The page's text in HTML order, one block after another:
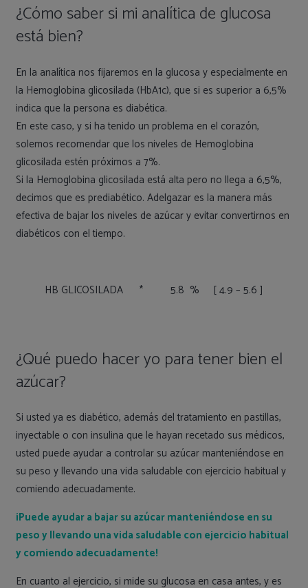
¿Cómo saber si mi analítica de glucosa
está bien?
En la analítica nos fijaremos en la glucosa y especialmente en
la Hemoglobina glicosilada (HbA1c), que si es superior a 6,5%
indica que la persona es diabética.
En este caso, y si ha tenido un problema en el corazón,
solemos recomendar que los niveles de Hemoglobina
glicosilada estén próximos a 7%.
Si la Hemoglobina glicosilada está alta pero no llega a 6,5%,
decimos que es prediabético. Adelgazar es la manera más
efectiva de bajar los niveles de azúcar y evitar convertirnos en
diabéticos con el tiempo.
HB GLICOSILADA * 5.8 % [ 4.9 – 5.6 ]
¿Qué puedo hacer yo para tener bien el
azúcar?
Si usted ya es diabético, además del tratamiento en pastillas,
inyectable o con insulina que le hayan recetado sus médicos,
usted puede ayudar a controlar su azúcar manteniéndose en
su peso y llevando una vida saludable con ejercicio habitual y
comiendo adecuadamente.
¡Puede ayudar a bajar su azúcar manteniéndose en su
peso y llevando una vida saludable con ejercicio habitual
y comiendo adecuadamente!
En cuanto al ejercicio, si mide su glucosa en casa antes, y es